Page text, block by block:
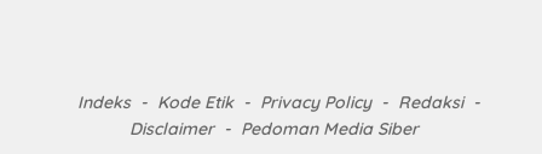
Indeks Kode Etik Privacy Policy
Redaksi
Disclaimer
Pedoman Media Siber